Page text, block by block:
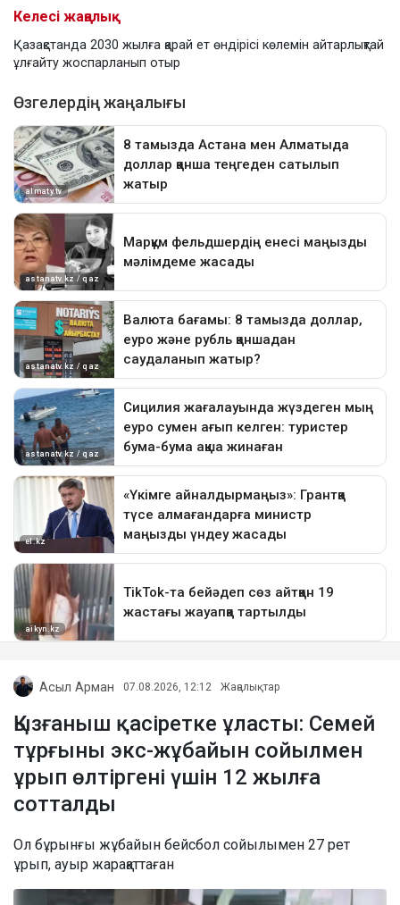
Келесі жаңалық
Қазақстанда 2030 жылға қарай ет өндірісі көлемін айтарлықтай
ұлғайту жоспарланып отыр
Асыл Арман 07.08.2026, 12:12 Жаңалықтар
Қызғаныш қасіретке ұласты: Семей
тұрғыны экс-жұбайын сойылмен
ұрып өлтіргені үшін 12 жылға
сотталды
Ол бұрынғы жұбайын бейсбол сойылымен 27 рет
ұрып, ауыр жарақаттаған